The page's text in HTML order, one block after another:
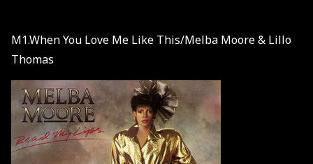
M1.When You Love Me Like This/Melba Moore & Lillo
Thomas